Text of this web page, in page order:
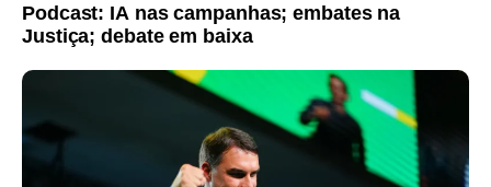
Podcast: IA nas campanhas; embates na
Justiça; debate em baixa